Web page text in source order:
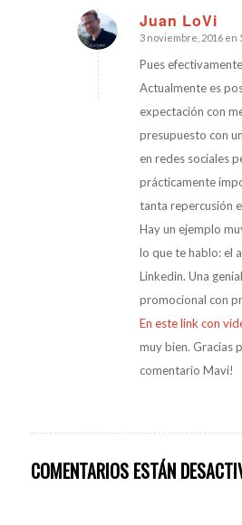
Juan LoVi
Dice:
3 noviembre, 2016 en
Pues
Actualmente es
expectación con
presupuesto con
en redes sociales
prácticamente
tanta repercusión
Hay un ejemplo
lo que te hablo: el
Linkedin. Una
promocional con
En este link con
muy bien. Gracias
comentario Mavi!
COMENTARIOS ESTÁN